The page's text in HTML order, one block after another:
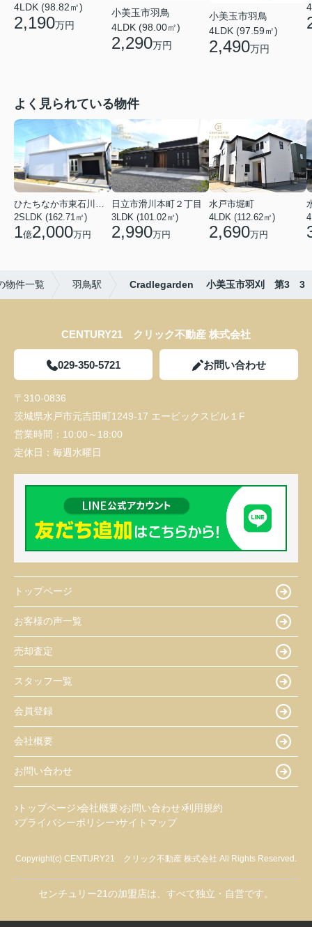
4LDK (98.82㎡)
2,190万円
小美玉市羽鳥
4LDK (98.00㎡)
2,290万円
小美玉市羽鳥
4LDK (97.59㎡)
2,490万円
よく見られている物件
2SLDK (162.71㎡)
1億2,000万円
日立市滑川本町２丁目
3LDK (101.02㎡)
2,990万円
水戸市堀町
4LDK (112.62㎡)
2,690万円
物件一覧 羽鳥駅 Cradlegarden 小美玉市羽刈 第3 3
CENTURY21 クリック不動産 株式会社
029-350-5721 お問い合わせ
〒310-0836
茨城県水戸市元吉田町1249-17 エービックスビル１F
営業時間： 10:00～18:00
定休日： 毎週水曜日
トップページ
お客様の声一覧
売却査定
スタッフ一覧
会員登録
会社概要
お問い合わせ
トップページ 会社概要 お問い合わせ 利用規約
プライバシーポリシー サイトマップ
Copyright(c) CENTURY21 クリック不動産 株式会社 All Rights Reserved.
センチュリー21の加盟店は、すべて独立・自営です。